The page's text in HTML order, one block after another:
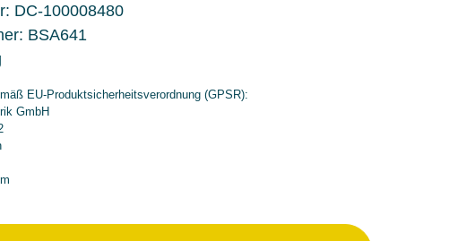
DC-100008480
BSA641
EU-Produktsicherheitsverordnung (GPSR):
GmbH